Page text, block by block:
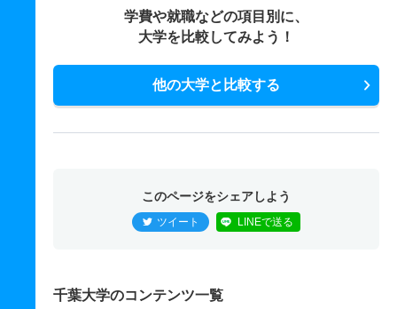
学費や就職などの項目別に、
大学を比較してみよう！
他の大学と比較する
このページをシェアしよう
ツイート LINEで送る
千葉大学のコンテンツ一覧